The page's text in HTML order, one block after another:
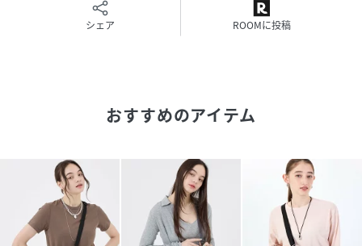
※同じスタイルでお探しの場合は
ブバッグ小さめ斜めがけ】
性別タイプ ユニセックス
シェア ROOMに投稿
おすすめのアイテム